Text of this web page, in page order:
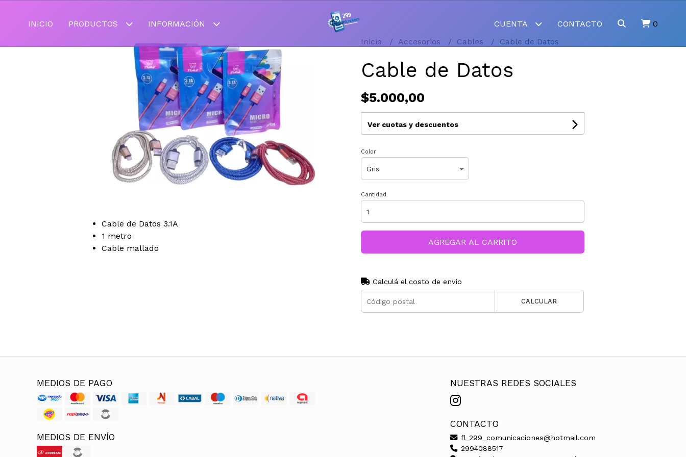
INICIO PRODUCTOS INFORMACIÓN CUENTA CONTACTO 0
Cable de Datos 3.1A
1 metro
Cable mallado
Inicio Accesorios Cables Cable de Datos
Cable de Datos
$5.000,00
Ver cuotas y descuentos
Color
Cantidad
AGREGAR AL CARRITO
Calculá el costo de envío
CALCULAR
MEDIOS DE PAGO
MEDIOS DE ENVÍO
NUESTRAS REDES SOCIALES
CONTACTO
fl_299_comunicaciones@hotmail.com
2994088517